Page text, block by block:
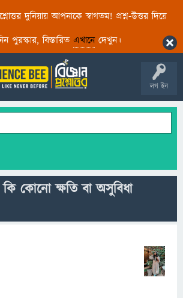
দুনিয়ায় আপনাকে স্বাগতম! প্রশ্ন-উত্তর দিয়ে
পুরস্কার, বিস্তারিত এখানেদেখুন।
লগ ইন
কি কোনো ক্ষতি বা অসুবিধা